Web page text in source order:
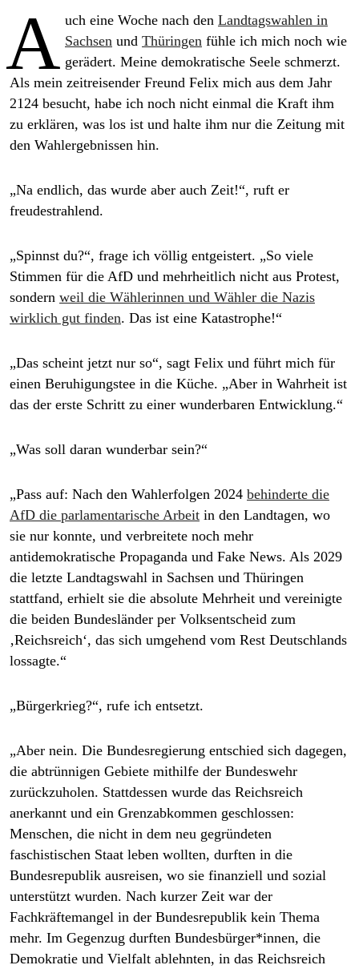
epaper login
A uch eine Woche nach den Landtagswahlen in
Sachsen und Thüringen fühle ich mich noch wie
gerädert. Meine demokratische Seele schmerzt.
Als mein zeitreisender Freund Felix mich aus dem Jahr
2124 besucht, habe ich noch nicht einmal die Kraft ihm
zu erklären, was los ist und halte ihm nur die Zeitung mit
den Wahlergebnissen hin.
„Na endlich, das wurde aber auch Zeit!“, ruft er
freudestrahlend.
„Spinnst du?“, frage ich völlig entgeistert. „So viele
Stimmen für die AfD und mehrheitlich nicht aus Protest,
sondern weil die Wählerinnen und Wähler die Nazis
wirklich gut finden. Das ist eine Katastrophe!“
„Das scheint jetzt nur so“, sagt Felix und führt mich für
einen Beruhigungstee in die Küche. „Aber in Wahrheit ist
das der erste Schritt zu einer wunderbaren Entwicklung.“
„Was soll daran wunderbar sein?“
„Pass auf: Nach den Wahlerfolgen 2024 behinderte die
AfD die parlamentarische Arbeit in den Landtagen, wo
sie nur konnte, und verbreitete noch mehr
antidemokratische Propaganda und Fake News. Als 2029
die letzte Landtagswahl in Sachsen und Thüringen
stattfand, erhielt sie die absolute Mehrheit und vereinigte
die beiden Bundesländer per Volksentscheid zum
‚Reichsreich‘, das sich umgehend vom Rest Deutschlands
lossagte.“
„Bürgerkrieg?“, rufe ich entsetzt.
„Aber nein. Die Bundesregierung entschied sich dagegen,
die abtrünnigen Gebiete mithilfe der Bundeswehr
zurückzuholen. Stattdessen wurde das Reichsreich
anerkannt und ein Grenzabkommen geschlossen:
Menschen, die nicht in dem neu gegründeten
faschistischen Staat leben wollten, durften in die
Bundesrepublik ausreisen, wo sie finanziell und sozial
unterstützt wurden. Nach kurzer Zeit war der
Fachkräftemangel in der Bundesrepublik kein Thema
mehr. Im Gegenzug durften Bundesbürger*innen, die
Demokratie und Vielfalt ablehnten, in das Reichsreich